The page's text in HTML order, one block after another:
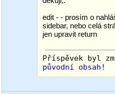
edit - - prosím o
sidebar, nebo celá
jen upravit return
Příspěvek byl
původní obsah!